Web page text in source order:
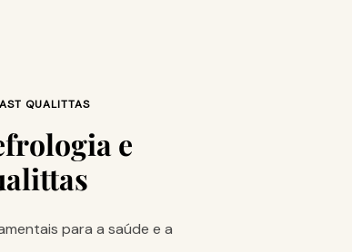
QUALITTAS
e
para a saúde e a